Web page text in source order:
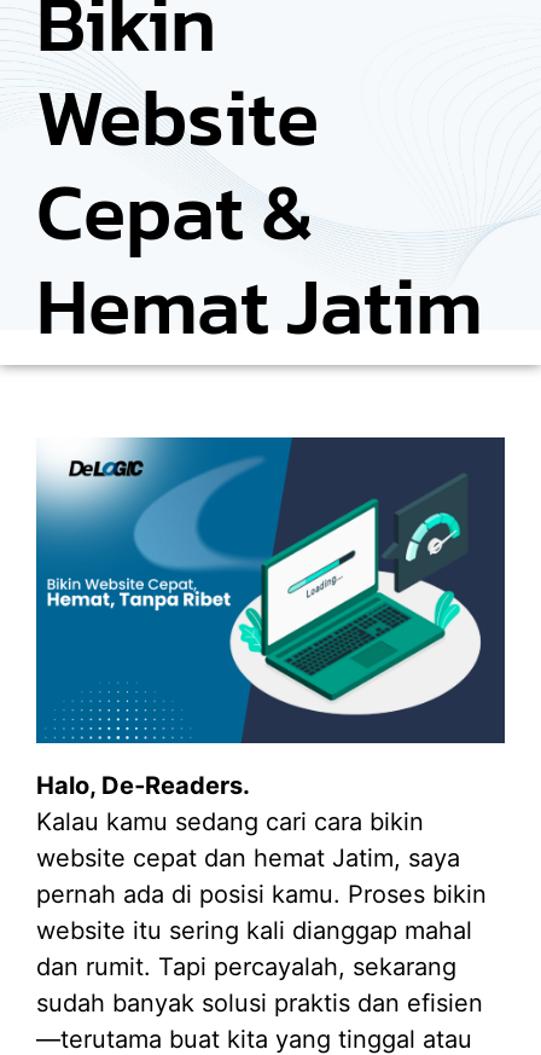
Website
Cepat &
Hemat Jatim
Halo, De‑Readers.
Kalau kamu sedang cari cara bikin
website cepat dan hemat Jatim, saya
pernah ada di posisi kamu. Proses bikin
website itu sering kali dianggap mahal
dan rumit. Tapi percayalah, sekarang
sudah banyak solusi praktis dan efisien
—terutama buat kita yang tinggal atau